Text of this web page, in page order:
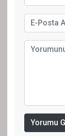
Yorumu